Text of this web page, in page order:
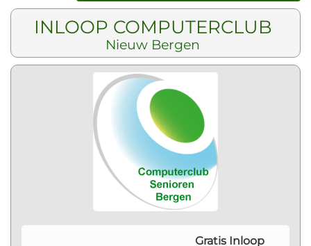
INLOOP COMPUTERCLUB
Nieuw Bergen
Gratis Inloop